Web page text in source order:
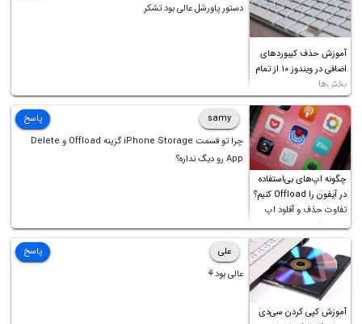
آموزش حذف کیبوردهای
اضافی در ویندوز ۱۰ از تمام
بخش‌ها
دستور پاورشل عالی بود تشکر
چگونه اپ‌های بی‌استفاده
در آیفون را Offload کنیم؟
تفاوت حذف و آفلود اپ
چیست؟
samy
چرا تو قسمت iPhone Storage گزینه Offload و Delete
App رو دیگ نداره؟
پاسخ
آموزش کپی کردن سی‌دی
علی
عالی بود⚘
پاسخ